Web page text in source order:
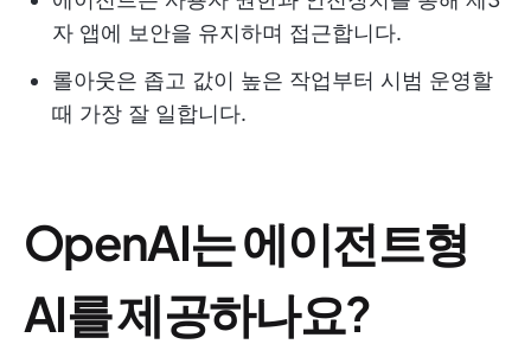
자 앱에 보안을 유지하며 접근합니다.
롤아웃은 좁고 값이 높은 작업부터 시범 운영할
때 가장 잘 일합니다.
OpenAI는 에이전트형
AI를 제공하나요?